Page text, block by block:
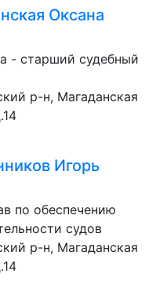
Оксана
- старший судебный
р-н, Магаданская
Игорь
по обеспечению
судов
р-н, Магаданская